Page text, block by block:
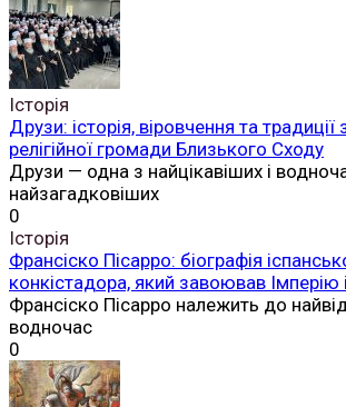
Історія
Друзи: історія, віровчення та традиції
релігійної громади Близького Сходу
Друзи — одна з найцікавіших і
найзагадковіших
0
Історія
Франсіско Пісарро: біографія
конкістадора, який завоював Імперію
Франсіско Пісарро належить до
водночас
0